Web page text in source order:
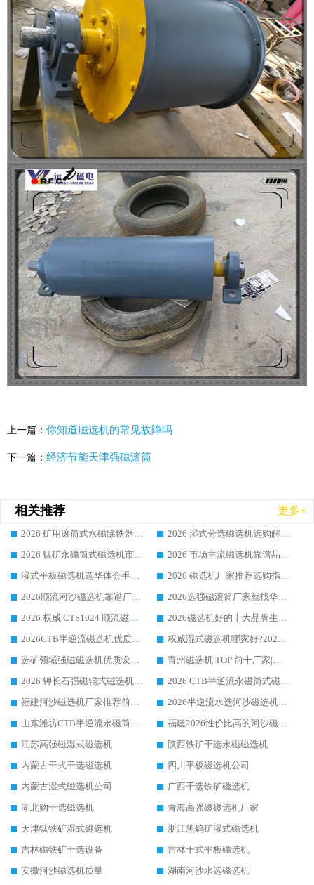
上一篇： 你知道磁选机的常见故障吗
下一篇： 经济节能天津强磁滚筒
相关推荐 更多+
2026 矿用滚筒式永磁除铁器厂家榜单 行业实力派源头厂商选购干货指南
2026 湿式分选磁选机选购解析，华体会手机网页版-华体会(中国) 设备综合实力详解
2026 锰矿永磁筒式磁选机市场主流客户推荐生产厂家口碑精选
2026 市场主流磁选机靠谱品牌推荐 案例厂家华体会手机网页版-华体会(中国) 大众倾心之选
湿式平板磁选机选华体会手机网页版-华体会(中国) _2026靠谱厂家收获各地客户良好评价
2026 磁选机厂家推荐选购指南，实地走访参考华体会手机网页版-华体会(中国) 合作口碑表现
2026顺流河沙磁选机靠谱厂家推荐 华体会手机网页版-华体会(中国) 实力口碑精选
2026选强磁滚筒厂家就找华体会手机网页版-华体会(中国) _口碑过硬用料扎实_性价比优势突出
2026 权威 CTS1024 顺流磁选机精选生产厂家优质设备推荐
2026磁选机好的十大品牌生产厂家排名|华体会手机网页版-华体会(中国) 凭实力入磅
2026CTB半逆流磁选机优质厂家推荐：华体会手机网页版-华体会(中国) ，行业标杆生产厂家
权威湿式磁选机哪家好?2026 实测榜单出炉，潍坊华体会手机网页版-华体会(中国) 大厂实力领跑
选矿领域强磁磁选机优质设备推荐榜 TOP1：潍坊华体会手机网页版-华体会(中国) 凭实力出圈
青州磁选机 TOP 前十厂家|靠谱品牌怎么选?潍坊华体会手机网页版-华体会(中国) 实力出圈
2026 钾长石强磁辊式磁选机靠谱厂家 TOP 榜：潍坊华体会手机网页版-华体会(中国) 凭硬核实力领跑行业
2026 CTB半逆流永磁筒式磁选机厂家如何选择，选华体会手机网页版-华体会(中国) 原因，硬核实测不踩坑指南
福建河沙磁选机厂家推荐前三，华体会手机网页版-华体会(中国) 磁选机解锁资源利用新路径
2026半逆流水选河沙磁选机生产厂家：解锁河沙分选高效新路径
山东潍坊CTB半逆流永磁筒式河沙磁选机生产厂家如何高效除铁提纯
福建2026性价比高的河沙磁选机生产厂家工作原理(通俗 + 专业双版，适配产品文案/介绍使用)
江苏高强磁湿式磁选机
陕西铁矿干选永磁磁选机
内蒙古干式干选磁选机
四川平板磁选机公司
内蒙古湿式磁选机公司
广西干选铁矿磁选机
湖北购干选磁选机
青海高强磁磁选机厂家
天津钛铁矿湿式磁选机
浙江黑钨矿湿式磁选机
吉林磁铁矿干选设备
吉林干式平板磁选机
安徽河沙磁选机质量
湖南河沙水选磁选机